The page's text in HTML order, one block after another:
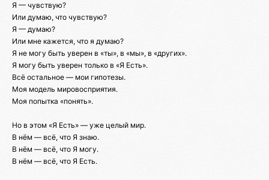
Я — чувствую?
Или думаю, что чувствую?
Я — думаю?
Или мне кажется, что я думаю?
Я не могу быть уверен в «ты», в «мы», в «других».
Я могу быть уверен только в «Я Есть».
Всё остальное — мои гипотезы.
Моя модель мировосприятия.
Моя попытка «понять».
Но в этом «Я Есть» — уже целый мир.
В нём — всё, что Я знаю.
В нём — всё, что Я могу.
В нём — всё, что Я Есть.